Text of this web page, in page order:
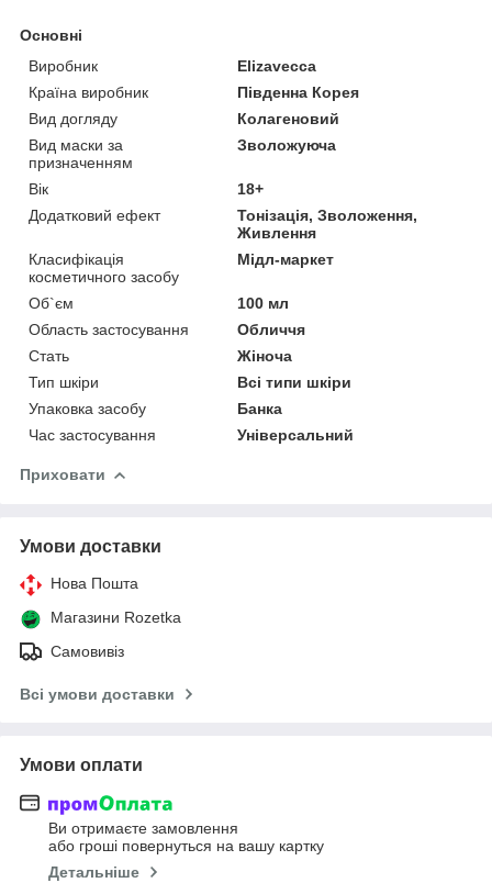
Основні
Виробник
Elizavecca
Країна виробник
Південна Корея
Вид догляду
Колагеновий
Вид маски за
призначенням
Зволожуюча
Вік
18+
Додатковий ефект
Тонізація, Зволоження,
Живлення
Класифікація
косметичного засобу
Мідл-маркет
Об`єм
100 мл
Область застосування
Обличчя
Стать
Жіноча
Тип шкіри
Всі типи шкіри
Упаковка засобу
Банка
Час застосування
Універсальний
Приховати
Умови доставки
Нова Пошта
Магазини Rozetka
Самовивіз
Всі умови доставки
Умови оплати
Ви отримаєте замовлення
або гроші повернуться на вашу картку
Детальніше